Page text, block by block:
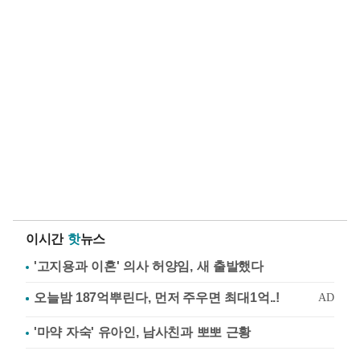
이시간 핫뉴스
'고지용과 이혼' 의사 허양임, 새 출발했다
'마약 자숙' 유아인, 남사친과 뽀뽀 근황